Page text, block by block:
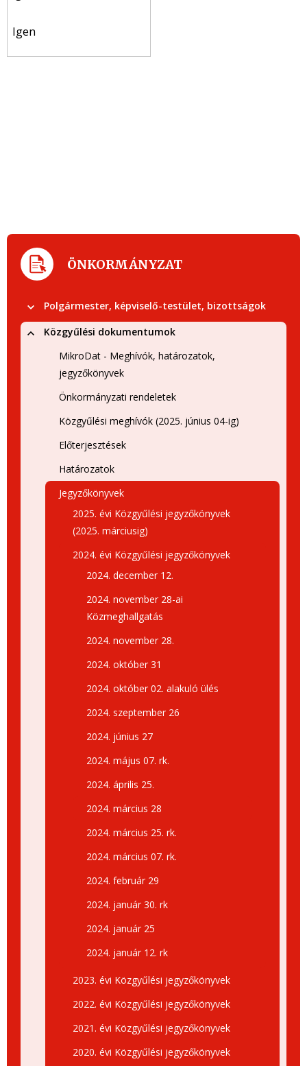
Igen
ÖNKORMÁNYZAT
Polgármester, képviselő-testület, bizottságok
Közgyűlési dokumentumok
MikroDat - Meghívók, határozatok,
jegyzőkönyvek
Önkormányzati rendeletek
Közgyűlési meghívók (2025. június 04-ig)
Előterjesztések
Határozatok
Jegyzőkönyvek
2025. évi Közgyűlési jegyzőkönyvek
(2025. márciusig)
2024. évi Közgyűlési jegyzőkönyvek
2024. december 12.
2024. november 28-ai
Közmeghallgatás
2024. november 28.
2024. október 31
2024. október 02. alakuló ülés
2024. szeptember 26
2024. június 27
2024. május 07. rk.
2024. április 25.
2024. március 28
2024. március 25. rk.
2024. március 07. rk.
2024. február 29
2024. január 30. rk
2024. január 25
2024. január 12. rk
2023. évi Közgyűlési jegyzőkönyvek
2022. évi Közgyűlési jegyzőkönyvek
2021. évi Közgyűlési jegyzőkönyvek
2020. évi Közgyűlési jegyzőkönyvek